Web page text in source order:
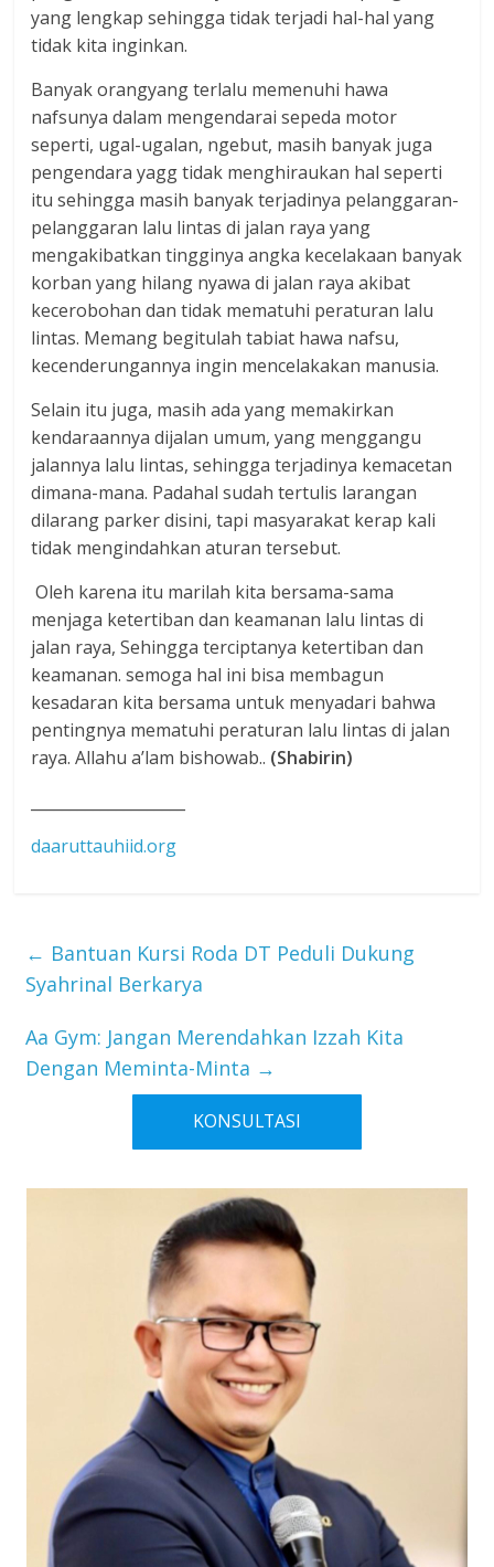
yang lengkap sehingga tidak terjadi hal-hal yang
tidak kita inginkan.
Banyak orangyang terlalu memenuhi hawa
nafsunya dalam mengendarai sepeda motor
seperti, ugal-ugalan, ngebut, masih banyak juga
pengendara yagg tidak menghiraukan hal seperti
itu sehingga masih banyak terjadinya pelanggaran-
pelanggaran lalu lintas di jalan raya yang
mengakibatkan tingginya angka kecelakaan banyak
korban yang hilang nyawa di jalan raya akibat
kecerobohan dan tidak mematuhi peraturan lalu
lintas. Memang begitulah tabiat hawa nafsu,
kecenderungannya ingin mencelakakan manusia.
Selain itu juga, masih ada yang memakirkan
kendaraannya dijalan umum, yang menggangu
jalannya lalu lintas, sehingga terjadinya kemacetan
dimana-mana. Padahal sudah tertulis larangan
dilarang parker disini, tapi masyarakat kerap kali
tidak mengindahkan aturan tersebut.
Oleh karena itu marilah kita bersama-sama
menjaga ketertiban dan keamanan lalu lintas di
jalan raya, Sehingga terciptanya ketertiban dan
keamanan. semoga hal ini bisa membagun
kesadaran kita bersama untuk menyadari bahwa
pentingnya mematuhi peraturan lalu lintas di jalan
raya. Allahu a’lam bishowab.. (Shabirin)
daaruttauhiid.org
← Bantuan Kursi Roda DT Peduli Dukung
Syahrinal Berkarya
Aa Gym: Jangan Merendahkan Izzah Kita
Dengan Meminta-Minta →
KONSULTASI